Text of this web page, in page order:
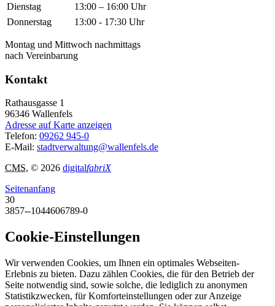
Dienstag
13:00 – 16:00 Uhr
Donnerstag
13:00 - 17:30 Uhr
Montag und Mittwoch nachmittags
nach Vereinbarung
Kontakt
Rathausgasse 1
96346 Wallenfels
Adresse auf Karte anzeigen
Telefon: 09262 945-0
E-Mail: stadtverwaltung@wallenfels.de
CMS, © 2026 digitalfabriX
Seitenanfang
30
3857--1044606789-0
Cookie-Einstellungen
Wir verwenden Cookies, um Ihnen ein optimales Webseiten-
Erlebnis zu bieten. Dazu zählen Cookies, die für den Betrieb der
Seite notwendig sind, sowie solche, die lediglich zu anonymen
Statistikzwecken, für Komforteinstellungen oder zur Anzeige